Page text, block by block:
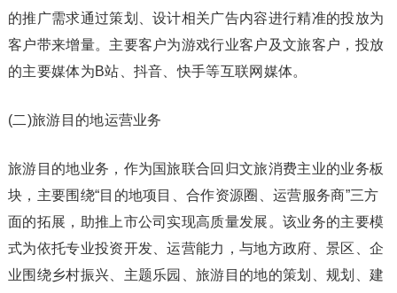
的推广需求通过策划、设计相关广告内容进行精准的投放为
客户带来增量。主要客户为游戏行业客户及文旅客户，投放
的主要媒体为B站、抖音、快手等互联网媒体。
(二)旅游目的地运营业务
旅游目的地业务，作为国旅联合回归文旅消费主业的业务板
块，主要围绕“目的地项目、合作资源圈、运营服务商”三方
面的拓展，助推上市公司实现高质量发展。该业务的主要模
式为依托专业投资开发、运营能力，与地方政府、景区、企
业围绕乡村振兴、主题乐园、旅游目的地的策划、规划、建